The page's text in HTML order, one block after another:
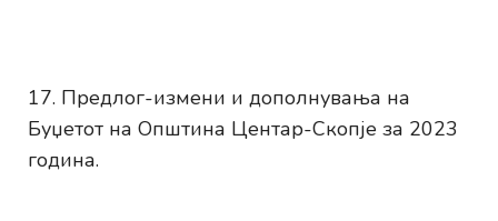
Предлог-измени и дополнувања на
Буџетот на Општина Центар-Скопје за 2023
година.